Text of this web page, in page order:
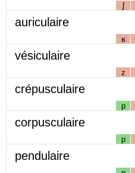
ʃ
auriculaire
ʁ
vésiculaire
z
crépusculaire
p
corpusculaire
p
pendulaire